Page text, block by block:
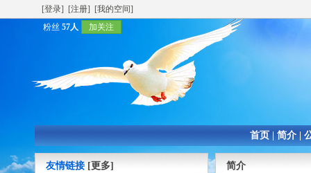
[登录] [注册]
[我的空间]
粉丝 57人 加关注
首页 简介
友情链接 [更多] 简介